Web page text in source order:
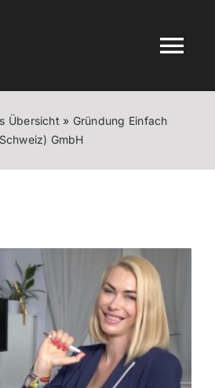
Übersicht » Gründung Einfach
GmbH